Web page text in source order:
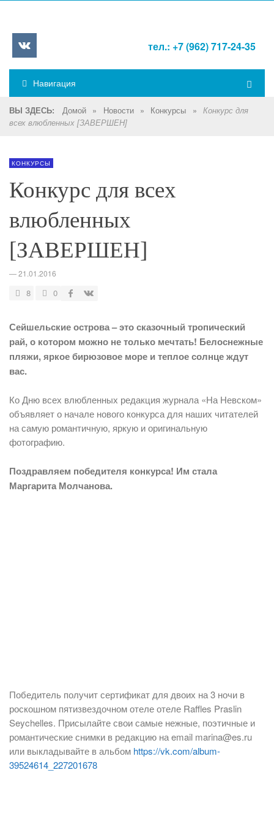
тел.: +7 (962) 717-24-35
Навигация
ВЫ ЗДЕСЬ: Домой » Новости » Конкурсы »
Конкурс для
всех влюбленных [ЗАВЕРШЕН]
КОНКУРСЫ
Конкурс для всех
влюбленных
[ЗАВЕРШЕН]
—21.01.2016
8 0
Сейшельские острова – это сказочный тропический
рай, о котором можно не только мечтать! Белоснежные
пляжи, яркое бирюзовое море и теплое солнце ждут
вас.
Ко Дню всех влюбленных редакция журнала «На Невском»
объявляет о начале нового конкурса для наших читателей
на самую романтичную, яркую и оригинальную
фотографию.
Поздравляем победителя конкурса! Им стала
Маргарита Молчанова.
Победитель получит сертификат для двоих на 3 ночи в
роскошном пятизвездочном отеле отеле Raffles Praslin
Seychelles. Присылайте свои самые нежные, поэтичные и
романтические снимки в редакцию на email marina@es.ru
или выкладывайте в альбом https://vk.com/album-
39524614_227201678